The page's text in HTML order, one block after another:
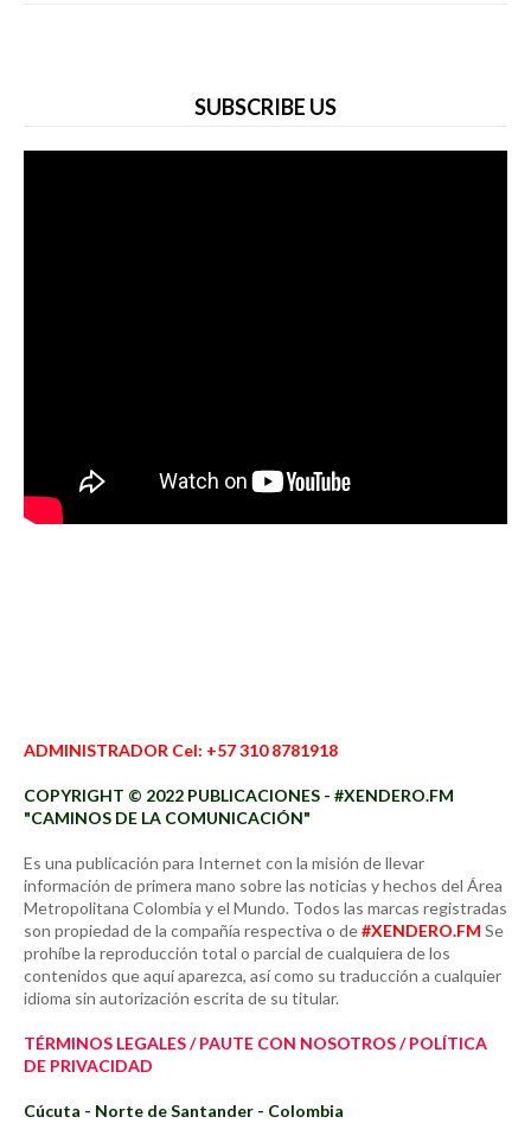
SUBSCRIBE US
ADMINISTRADOR Cel: +57 310 8781918
COPYRIGHT © 2022 PUBLICACIONES - #XENDERO.FM
"CAMINOS DE LA COMUNICACIÓN"
Es una publicación para Internet con la misión de llevar
información de primera mano sobre las noticias y hechos del Área
Metropolitana Colombia y el Mundo. Todos las marcas registradas
son propiedad de la compañía respectiva o de#XENDERO.FM Se
prohíbe la reproducción total o parcial de cualquiera de los
contenidos que aquí aparezca, así como su traducción a cualquier
idioma sin autorización escrita de su titular.
TÉRMINOS LEGALES / PAUTE CON NOSOTROS / POLÍTICA
DE PRIVACIDAD
Cúcuta - Norte de Santander - Colombia